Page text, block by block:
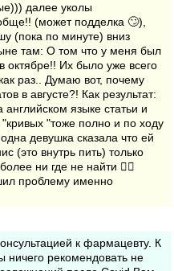
далее уколы
(может подделка 🙄),
(пока по минуте) вниз
там: О том что у меня был
октябре!! Их было уже всего
раз.. Думаю вот, почему
в августе?! Как результат:
языке статьи и
"кривых "тоже полно и по ходу
девушка сказала что ей
(это внутрь пить) только
ни где не найти 🤷‍♀️
проблему именно
к фармацевту. К
рекомендовать не